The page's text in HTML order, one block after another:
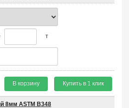
т
В корзину Купить в 1 клик
8мм ASTM B348